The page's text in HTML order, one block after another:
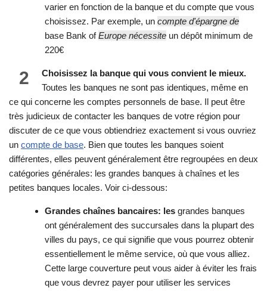
varier en fonction de la banque et du compte que vous
choisissez. Par exemple, un compte d'épargne de
base Bank ofEurope nécessite un dépôt minimum de
220€
2
Choisissez la banque qui vous convient le mieux.
Toutes les banques ne sont pas identiques, même en
ce qui concerne les comptes personnels de base. Il peut être
très judicieux de contacter les banques de votre région pour
discuter de ce que vous obtiendriez exactement si vous ouvriez
un compte de base. Bien que toutes les banques soient
différentes, elles peuvent généralement être regroupées en deux
catégories générales: les grandes banques à chaînes et les
petites banques locales. Voir ci-dessous:
Grandes chaînes bancaires: les grandes banques
ont généralement des succursales dans la plupart des
villes du pays, ce qui signifie que vous pourrez obtenir
essentiellement le même service, où que vous alliez.
Cette large couverture peut vous aider à éviter les frais
que vous devrez payer pour utiliser les services